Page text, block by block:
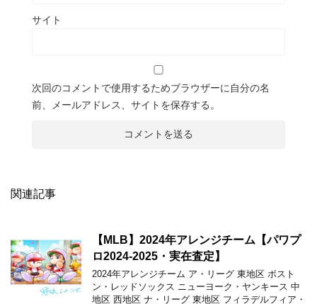
サイト
次回のコメントで使用するためブラウザーに自分の名
前、メールアドレス、サイトを保存する。
関連記事
【MLB】2024年アレンジチーム【パワプ
ロ2024-2025・実在査定】
2024年アレンジチーム ア・リーグ 東地区 ボスト
ン・レッドソックス ニューヨーク・ヤンキース 中
地区 西地区 ナ・リーグ 東地区 フィラデルフィア・